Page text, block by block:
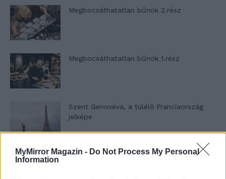
MyMirror Magazin - Do Not Process My Personal
Information
Megbocsáthatatlan bűnök 2.rész
Megbocsáthatatlan bűnök 1.rész
Szent Genovéva, a túlélő Franciaország
jelképe
Minka 12. rész